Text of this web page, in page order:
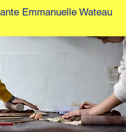
Emmanuelle Wateau